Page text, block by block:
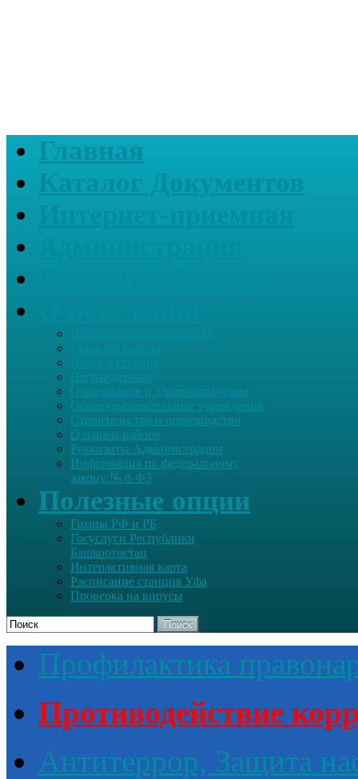
Главная
Награжденные
Образование и здравоохранение
Общеобразовательные учреждения
Строительство и производство
О нашем районе
Реквизиты Администрации
Информация по федеральному
закону № 8-ФЗ
Полезные опции
Гимны РФ и РБ
Госуслуги Республики
Башкортостан
Интерактивная карта
Расписание станция Уфа
Проверка на вирусы
Поиск
Профилактика
Противодействие
Антитеррор, Защита